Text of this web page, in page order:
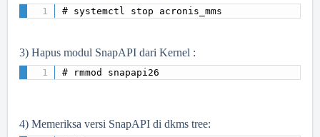
# systemctl stop acronis_mms
3) Hapus modul SnapAPI dari Kernel :
# rmmod snapapi26
4) Memeriksa versi SnapAPI di dkms tree: